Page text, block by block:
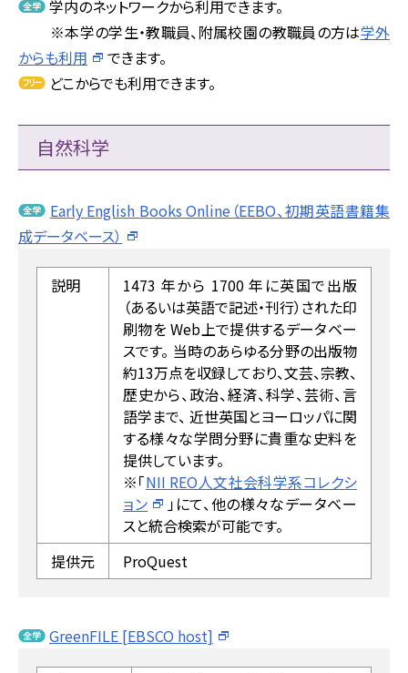
学内のネットワークから利用できます。
※本学の学生・教職員、附属校園の教職員の方は学外
からも利用
できます。
どこからでも利用できます。
自然科学
Early English Books Online（EEBO、初期英語書籍集
成データベース）
説明
1473 年から 1700 年に英国で出版
（あるいは英語で記述・刊行）された印
刷物を Web上で提供するデータベー
スです。 当時のあらゆる分野の出版物
約13万点を収録しており、文芸、宗教、
歴史から、政治、経済、科学、芸術、言
語学まで、 近世英国とヨーロッパに関
する様々な学問分野に貴重な史料を
提供しています。
※「NII REO人文社会科学系コレクシ
ョン
」にて、他の様々なデータベー
スと統合検索が可能です。
提供元
ProQuest
GreenFILE [EBSCO host]